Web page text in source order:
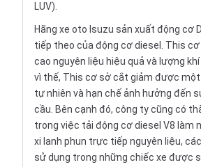
LUV).
Hãng xe oto Isuzu sản xuất động cơ
tiếp theo của động cơ diesel. This
cao nguyên liệu hiệu quả và lượng
vì thế, This cơ sở cắt giảm được
tự nhiên và hạn chế ảnh hưởng đến
cầu. Bên cạnh đó, công ty cũng có
trong việc tải động cơ diesel V8 làm
xi lanh phun trực tiếp nguyên liệu,
sử dụng trong những chiếc xe được